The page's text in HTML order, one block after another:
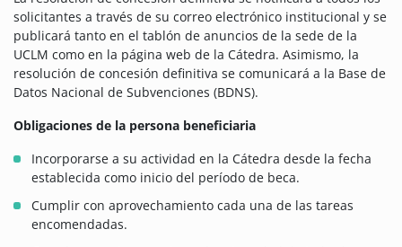
solicitantes a través de su correo electrónico institucional y se
publicará tanto en el tablón de anuncios de la sede de la
UCLM como en la página web de la Cátedra. Asimismo, la
resolución de concesión definitiva se comunicará a la Base de
Datos Nacional de Subvenciones (BDNS).
Obligaciones de la persona beneficiaria
Incorporarse a su actividad en la Cátedra desde la fecha
establecida como inicio del período de beca.
Cumplir con aprovechamiento cada una de las tareas
encomendadas.